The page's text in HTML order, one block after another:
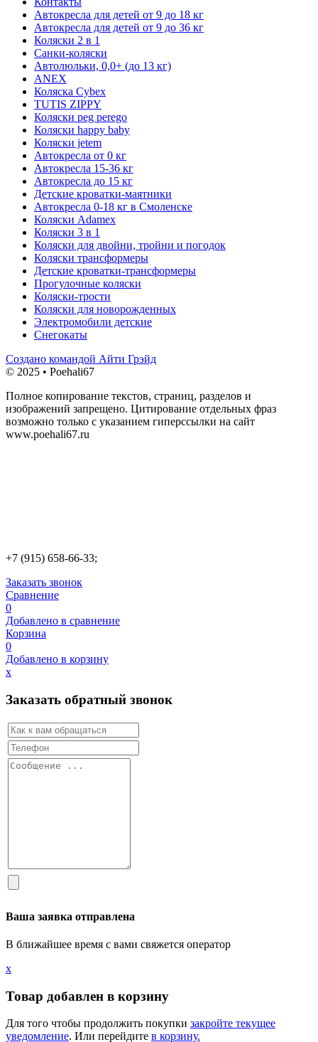
Автокресла для детей от 9 до 18 кг
Автокресла для детей от 9 до 36 кг
Коляски 2 в 1
Санки-коляски
Автолюльки, 0,0+ (до 13 кг)
ANEX
Коляска Cybex
TUTIS ZIPPY
Коляски peg perego
Коляски happy baby
Коляски jetem
Автокресла от 0 кг
Автокресла 15-36 кг
Автокресла до 15 кг
Детские кроватки-маятники
Автокресла 0-18 кг в Смоленске
Коляски Adamex
Коляски 3 в 1
Коляски для двойни, тройни и погодок
Коляски трансформеры
Детские кроватки-трансформеры
Прогулочные коляски
Коляски-трости
Коляски для новорожденных
Электромобили детские
Снегокаты
Создано командой Айти Грэйд
© 2025 • Poehali67
Полное копирование текстов, страниц, разделов и
изображений запрещено. Цитирование отдельных фраз
возможно только с указанием гиперссылки на сайт
www.poehali67.ru
+7 (915) 658-66-33;
Заказать звонок
Сравнение
0
Добавлено в сравнение
Корзина
0
Добавлено в корзину
х
Заказать обратный звонок
Ваша заявка отправлена
В ближайшее время с вами свяжется оператор
х
Товар добавлен в корзину
Для того чтобы продолжить покупки закройте текущее
уведомление. Или перейдите в корзину.